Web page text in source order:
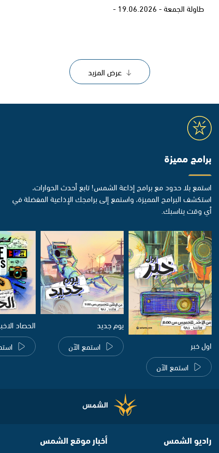
طاولة الجمعة - 19.06.2026 -
عرض المزيد
برامج مميزة
استمع بلا حدود مع برامج إذاعة الشمس! تابع أحدث الحوارات،
استكشف البرامج المميزة، واستمع إلى برامجك الإذاعية المفضلة في
أي وقت يناسبك.
اول خبر
استمع الآن
يوم جديد
استمع الآن
الحصاد
راديو الشمس أخبار موقع الشمس